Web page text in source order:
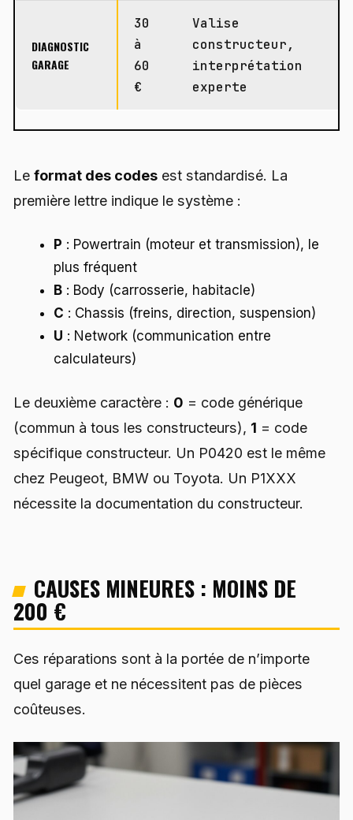
DIAGNOSTIC
GARAGE
30
à
60
€
Valise
constructeur,
interprétation
experte
Le format des codes est standardisé. La
première lettre indique le système :
P : Powertrain (moteur et transmission), le
plus fréquent
B : Body (carrosserie, habitacle)
C : Chassis (freins, direction, suspension)
U : Network (communication entre
calculateurs)
Le deuxième caractère : 0 = code générique
(commun à tous les constructeurs), 1 = code
spécifique constructeur. Un P0420 est le même
chez Peugeot, BMW ou Toyota. Un P1XXX
nécessite la documentation du constructeur.
CAUSES MINEURES : MOINS DE
200 €
Ces réparations sont à la portée de n’importe
quel garage et ne nécessitent pas de pièces
coûteuses.